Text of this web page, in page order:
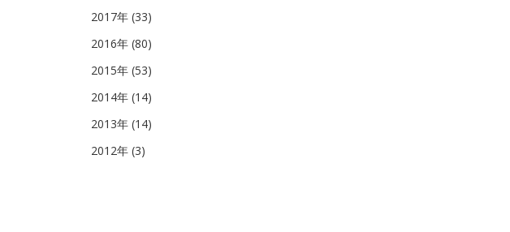
2017年 (33)
2016年 (80)
2015年 (53)
2014年 (14)
2013年 (14)
2012年 (3)